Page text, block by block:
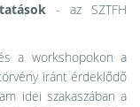
- az SZTFH
a workshopokon a
iránt érdeklődő
idei szakaszában a